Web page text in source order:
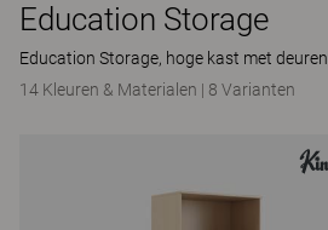
Education Storage
Education Storage, hoge kast met deuren
14 Kleuren & Materialen | 8 Varianten